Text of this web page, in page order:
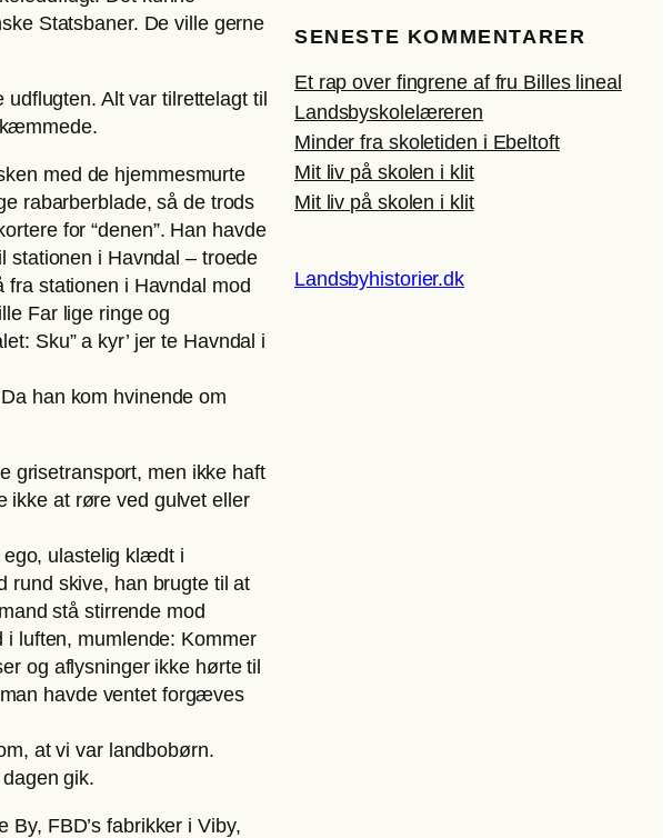
Statsbaner. De ville gerne
Alt var tilrettelagt til
med de hjemmesmurte
rabarberblade, så de trods
for “denen”. Han havde
stationen i Havndal – troede
fra stationen i Havndal mod
Far lige ringe og
Sku” a kyr’ jer te Havndal i
han kom hvinende om
grisetransport, men ikke haft
ikke at røre ved gulvet eller
ego, ulastelig klædt i
rund skive, han brugte til at
stå stirrende mod
luften, mumlende: Kommer
og aflysninger ikke hørte til
havde ventet forgæves
at vi var landbobørn.
gik.
FBD’s fabrikker i Viby,
SENESTE KOMMENTARER
Et rap over fingrene af fru Billes lineal
Landsbyskolelæreren
Minder fra skoletiden i Ebeltoft
Mit liv på skolen i klit
Mit liv på skolen i klit
Landsbyhistorier.dk